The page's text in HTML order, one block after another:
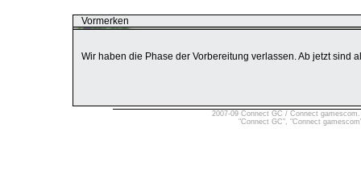
Vormerken
Wir haben die Phase der Vorbereitung verlassen. Ab jetzt sind
2007-09 Connect GC / Connect
"Connect GC", "Connect